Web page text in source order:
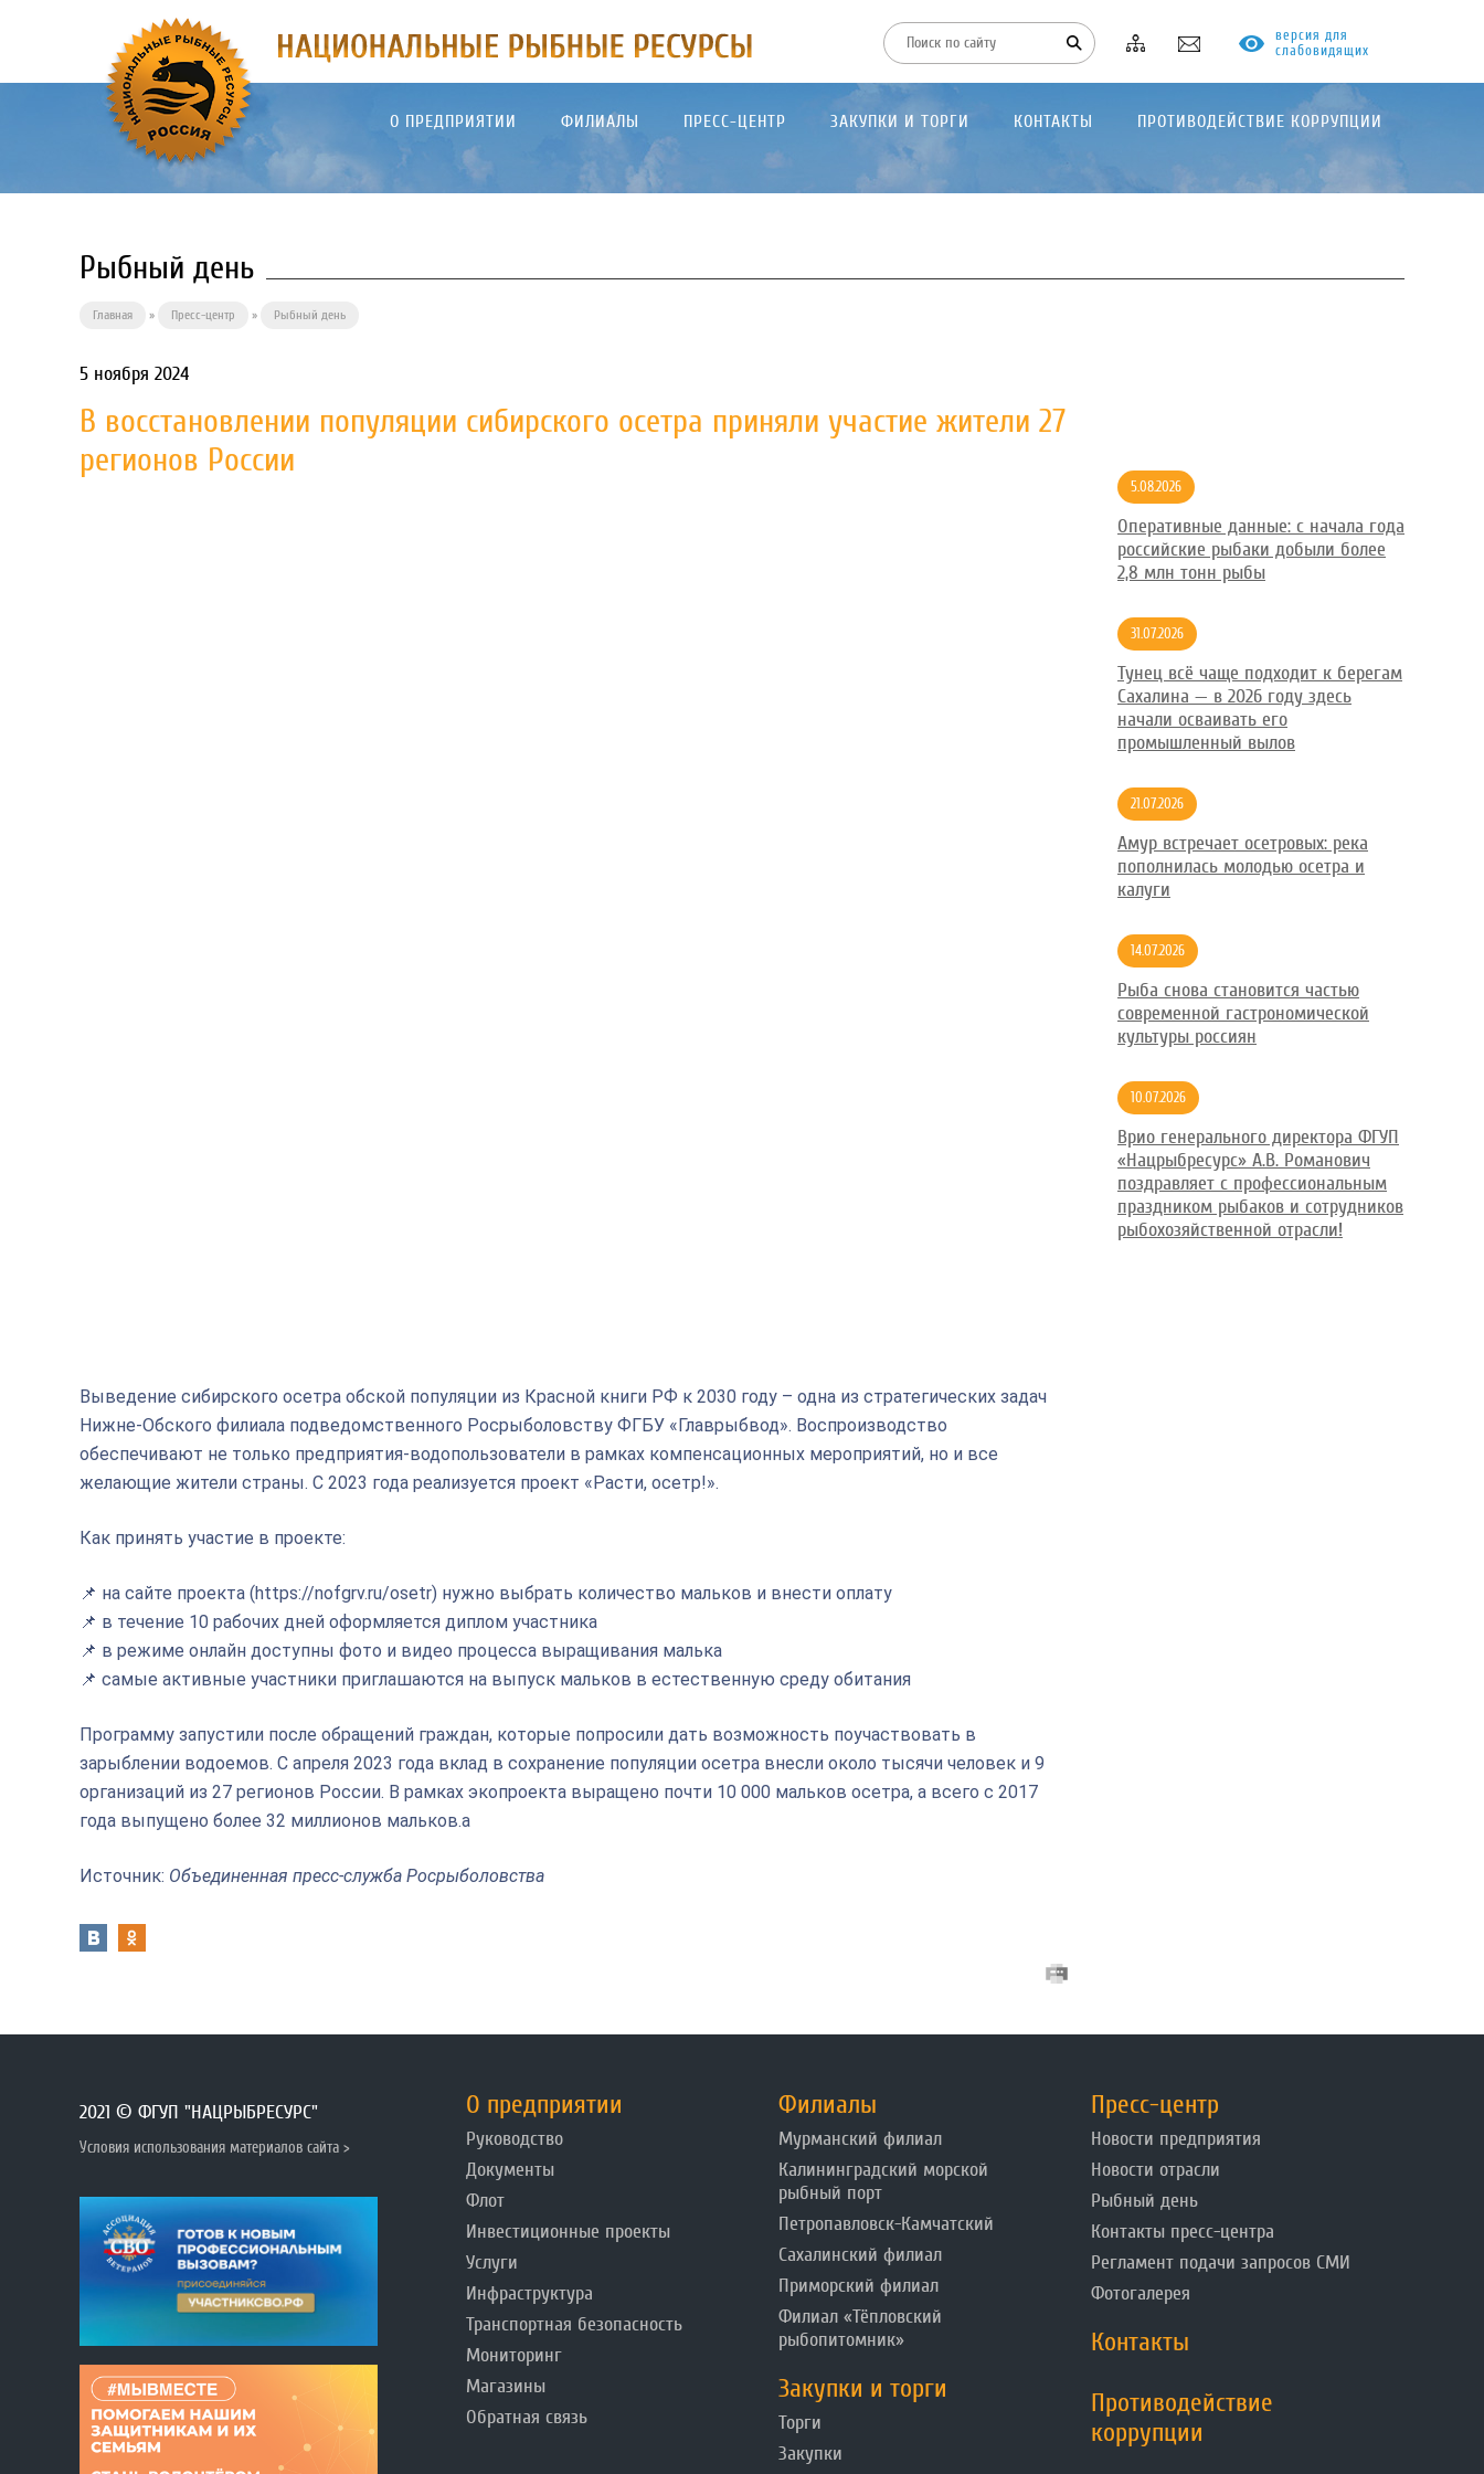
версия для
слабовидящих
О ПРЕДПРИЯТИИ ФИЛИАЛЫ ПРЕСС-ЦЕНТР ЗАКУПКИ И ТОРГИ КОНТАКТЫ ПРОТИВОДЕЙСТВИЕ КОРРУПЦИИ
Рыбный день
Главная » Пресс-центр » Рыбный день
5 ноября 2024
В восстановлении популяции сибирского осетра приняли участие жители 27
регионов России
Выведение сибирского осетра обской популяции из Красной книги РФ к 2030 году – одна из стратегических задач
Нижне-Обского филиала подведомственного Росрыболовству ФГБУ «Главрыбвод». Воспроизводство
обеспечивают не только предприятия-водопользователи в рамках компенсационных мероприятий, но и все
желающие жители страны. С 2023 года реализуется проект «Расти, осетр!».
Как принять участие в проекте:
📌 на сайте проекта (https://nofgrv.ru/osetr) нужно выбрать количество мальков и внести оплату
📌 в течение 10 рабочих дней оформляется диплом участника
📌 в режиме онлайн доступны фото и видео процесса выращивания малька
📌 самые активные участники приглашаются на выпуск мальков в естественную среду обитания
Программу запустили после обращений граждан, которые попросили дать возможность поучаствовать в
зарыблении водоемов. С апреля 2023 года вклад в сохранение популяции осетра внесли около тысячи человек и 9
организаций из 27 регионов России. В рамках экопроекта выращено почти 10 000 мальков осетра, а всего с 2017
года выпущено более 32 миллионов мальков.а
Источник: Объединенная пресс-служба Росрыболовства
5.08.2026
Оперативные данные: с начала года
российские рыбаки добыли более
2,8 млн тонн рыбы
31.07.2026
Тунец всё чаще подходит к берегам
Сахалина — в 2026 году здесь
начали осваивать его
промышленный вылов
21.07.2026
Амур встречает осетровых: река
пополнилась молодью осетра и
калуги
14.07.2026
Рыба снова становится частью
современной гастрономической
культуры россиян
10.07.2026
Врио генерального директора ФГУП
«Нацрыбресурс» А.В. Романович
поздравляет с профессиональным
праздником рыбаков и сотрудников
рыбохозяйственной отрасли!
2021 © ФГУП "НАЦРЫБРЕСУРС"
Условия использования материалов сайта >
О предприятии
Руководство
Документы
Флот
Инвестиционные проекты
Услуги
Инфраструктура
Транспортная безопасность
Мониторинг
Магазины
Обратная связь
Филиалы
Мурманский филиал
Калининградский морской
рыбный порт
Петропавловск-Камчатский
Сахалинский филиал
Приморский филиал
Филиал «Тёпловский
рыбопитомник»
Закупки и торги
Торги
Закупки
Пресс-центр
Новости предприятия
Новости отрасли
Рыбный день
Контакты пресс-центра
Регламент подачи запросов СМИ
Фотогалерея
Контакты
Противодействие
коррупции